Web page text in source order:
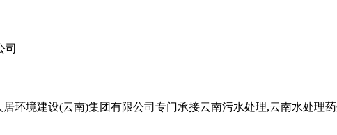
司
环境建设(云南)集团有限公司专门承接云南污水处理,云南水处理